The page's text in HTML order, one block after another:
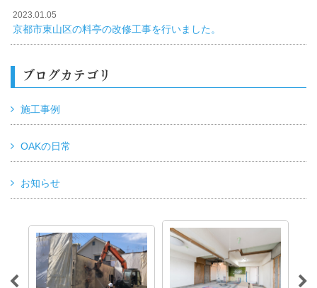
2023.01.05
京都市東山区の料亭の改修工事を行いました。
ブログカテゴリ
施工事例
OAKの日常
お知らせ